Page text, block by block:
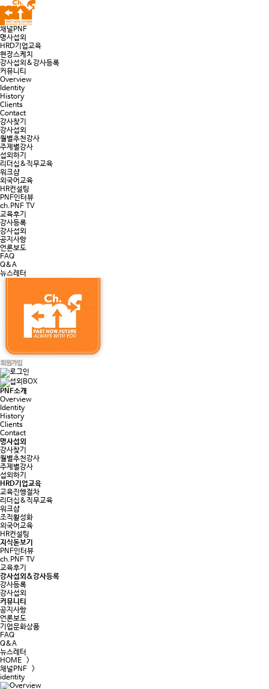
채널PNF
명사섭외
HRD기업교육
현장스케치
강사섭외&강사등록
커뮤니티
Overview
Identity
History
Clients
Contact
강사찾기
강사섭외
월별추천강사
주제별강사
섭외하기
리더십&직무교육
워크샵
외국어교육
HR컨설팅
PNF인터뷰
ch.PNF TV
교육후기
강사등록
강사섭외
공지사항
언론보도
FAQ
Q&A
뉴스레터
PNF소개
Overview
Identity
History
Clients
Contact
명사섭외
강사찾기
월별추천강사
주제별강사
섭외하기
HRD기업교육
교육진행절차
리더십&직무교육
워크샵
조직활성화
외국어교육
HR컨설팅
지식돋보기
PNF인터뷰
ch.PNF TV
교육후기
강사섭외&강사등록
강사등록
강사섭외
커뮤니티
공지사항
언론보도
기업문화상품
FAQ
Q&A
뉴스레터
HOME >
채널PNF >
identity